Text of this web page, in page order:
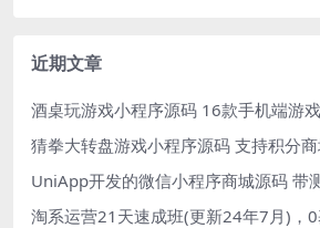
近期文章
酒桌玩游戏小程序源码 16款手机端游
猜拳大转盘游戏小程序源码 支持积分
UniApp开发的微信小程序商城源码 带
淘系运营21天速成班(更新24年7月)，